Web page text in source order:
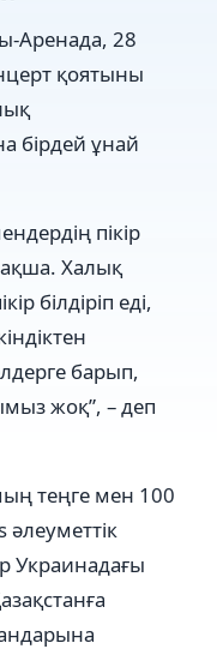
Аренада, 28
қоятыны
бірдей ұнай
пікір
Халық
білдіріп еді,
барып,
жоқ”, – деп
теңге мен 100
Украинадағы